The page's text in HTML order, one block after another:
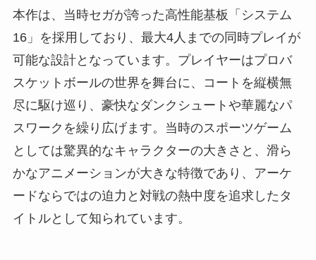
本作は、当時セガが誇った高性能基板「システム
16」を採用しており、最大4人までの同時プレイが
可能な設計となっています。プレイヤーはプロバ
スケットボールの世界を舞台に、コートを縦横無
尽に駆け巡り、豪快なダンクシュートや華麗なパ
スワークを繰り広げます。当時のスポーツゲーム
としては驚異的なキャラクターの大きさと、滑ら
かなアニメーションが大きな特徴であり、アーケ
ードならではの迫力と対戦の熱中度を追求したタ
イトルとして知られています。